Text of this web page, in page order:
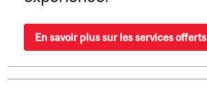
En savoir plus sur les services offerts